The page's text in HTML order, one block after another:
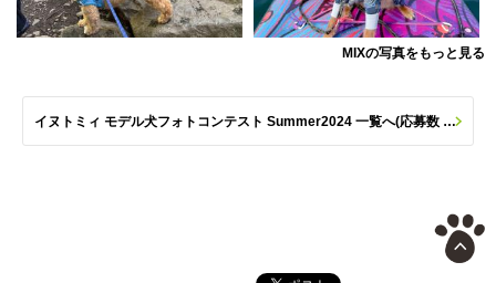
MIXの写真をもっと見る
イヌトミィ モデル犬フォトコンテスト Summer2024 一覧へ(応募数 259枚)